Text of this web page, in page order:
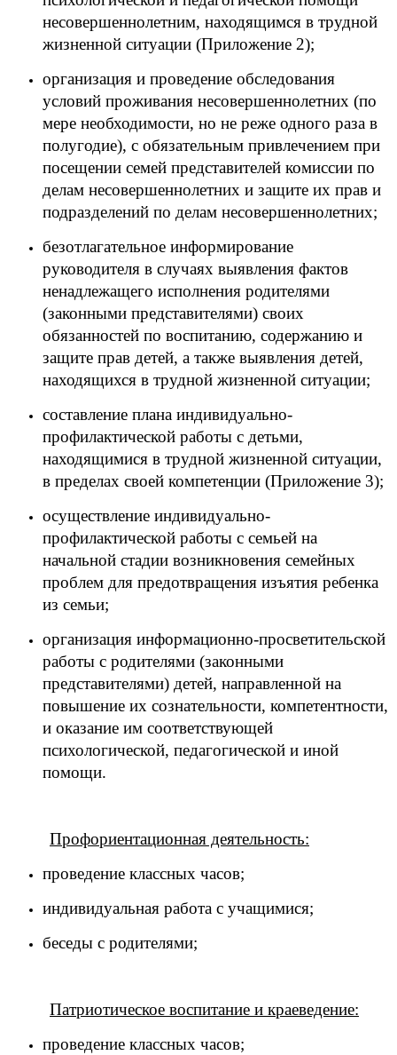
несовершеннолетним, находящимся в трудной
жизненной ситуации (Приложение 2);
организация и проведение обследования
условий проживания несовершеннолетних (по
мере необходимости, но не реже одного раза в
полугодие), с обязательным привлечением при
посещении семей представителей комиссии по
делам несовершеннолетних и защите их прав и
подразделений по делам несовершеннолетних;
безотлагательное информирование
руководителя в случаях выявления фактов
ненадлежащего исполнения родителями
(законными представителями) своих
обязанностей по воспитанию, содержанию и
защите прав детей, а также выявления детей,
находящихся в трудной жизненной ситуации;
составление плана индивидуально-
профилактической работы с детьми,
находящимися в трудной жизненной ситуации,
в пределах своей компетенции (Приложение 3);
осуществление индивидуально-
профилактической работы с семьей на
начальной стадии возникновения семейных
проблем для предотвращения изъятия ребенка
из семьи;
организация информационно-просветительской
работы с родителями (законными
представителями) детей, направленной на
повышение их сознательности, компетентности,
и оказание им соответствующей
психологической, педагогической и иной
помощи.
Профориентационная деятельность:
проведение классных часов;
индивидуальная работа с учащимися;
беседы с родителями;
Патриотическое воспитание и краеведение:
проведение классных часов;